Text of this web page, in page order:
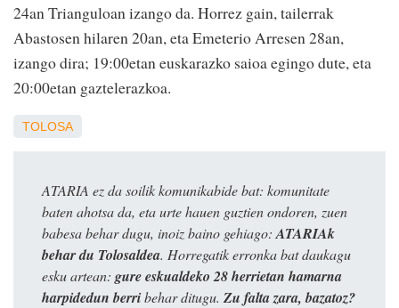
24an Trianguloan izango da. Horrez gain, tailerrak
Abastosen hilaren 20an, eta Emeterio Arresen 28an,
izango dira; 19:00etan euskarazko saioa egingo dute, eta
20:00etan gaztelerazkoa.
TOLOSA
ATARIA ez da soilik komunikabide bat: komunitate
baten ahotsa da, eta urte hauen guztien ondoren, zuen
babesa behar dugu, inoiz baino gehiago: ATARIAk
behar du Tolosaldea. Horregatik erronka bat daukagu
esku artean: gure eskualdeko 28 herrietan hamarna
harpidedun berribehar ditugu. Zu falta zara, bazatoz?